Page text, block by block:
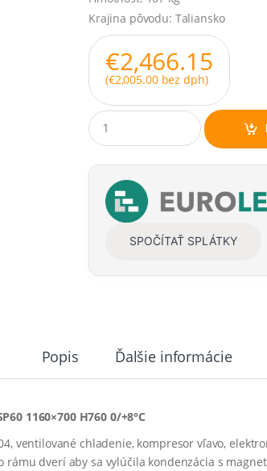
Krajina pôvodu: Taliansko
€2,466.15
(€2,005.00bez dph)
Q
u
t
SPOČÍTAŤ SPLÁTKY
Popis Ďalšie informácie
1160×700 H760 0/+8°C
ventilované chladenie, kompresor vľavo, e
rámu dverí aby sa vylúčila kondenzácia s